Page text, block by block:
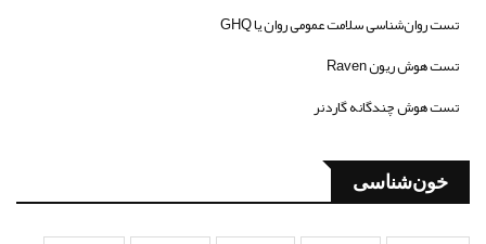
تست روان‌شناسی سلامت عمومی روان یا GHQ
تست هوش ریون Raven
تست هوش چندگانه گاردنر
خون‌شناسی